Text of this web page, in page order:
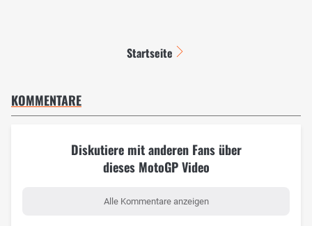
Startseite
KOMMENTARE
Diskutiere mit anderen Fans über
dieses MotoGP Video
Alle Kommentare anzeigen